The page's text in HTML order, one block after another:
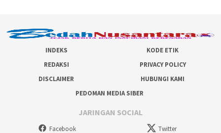
INDEKS
KODE ETIK
REDAKSI
PRIVACY POLICY
DISCLAIMER
HUBUNGI KAMI
PEDOMAN MEDIA SIBER
JARINGAN SOCIAL
Facebook Twitter